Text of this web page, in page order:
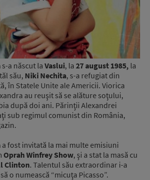
s-a născut la Vaslui, la 27 august 1985, la
său, Niki Nechita, s-a refugiat din
în Statele Unite ale Americii. Viorica
au reuşit să se alăture soţului,
după doi ani. Părinţii Alexandrei
sub regimul comunist din România,
a fost invitată la mai multe emisiuni
Oprah Winfrey Show, şi a stat la masă cu
Clinton. Talentul său extraordinar i-a
o numească “micuţa Picasso”.